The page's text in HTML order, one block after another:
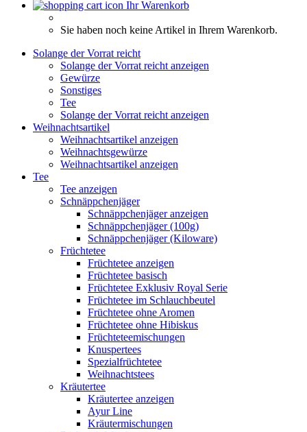
Ihr Warenkorb
Sie haben noch keine Artikel in Ihrem Warenkorb.
Solange der Vorrat reicht
Solange der Vorrat reicht anzeigen
Gewürze
Sonstiges
Tee
Solange der Vorrat reicht anzeigen
Weihnachtsartikel
Weihnachtsartikel anzeigen
Weihnachtsgewürze
Weihnachtsartikel anzeigen
Tee
Tee anzeigen
Schnäppchenjäger
Schnäppchenjäger anzeigen
Schnäppchenjäger (100g)
Schnäppchenjäger (Kiloware)
Früchtetee
Früchtetee anzeigen
Früchtetee basisch
Früchtetee Exklusiv Royal Serie
Früchtetee im Schlauchbeutel
Früchtetee ohne Aromen
Früchtetee ohne Hibiskus
Früchteteemischungen
Knuspertees
Spezialfrüchtetee
Weihnachtstees
Kräutertee
Kräutertee anzeigen
Ayur Line
Kräutermischungen